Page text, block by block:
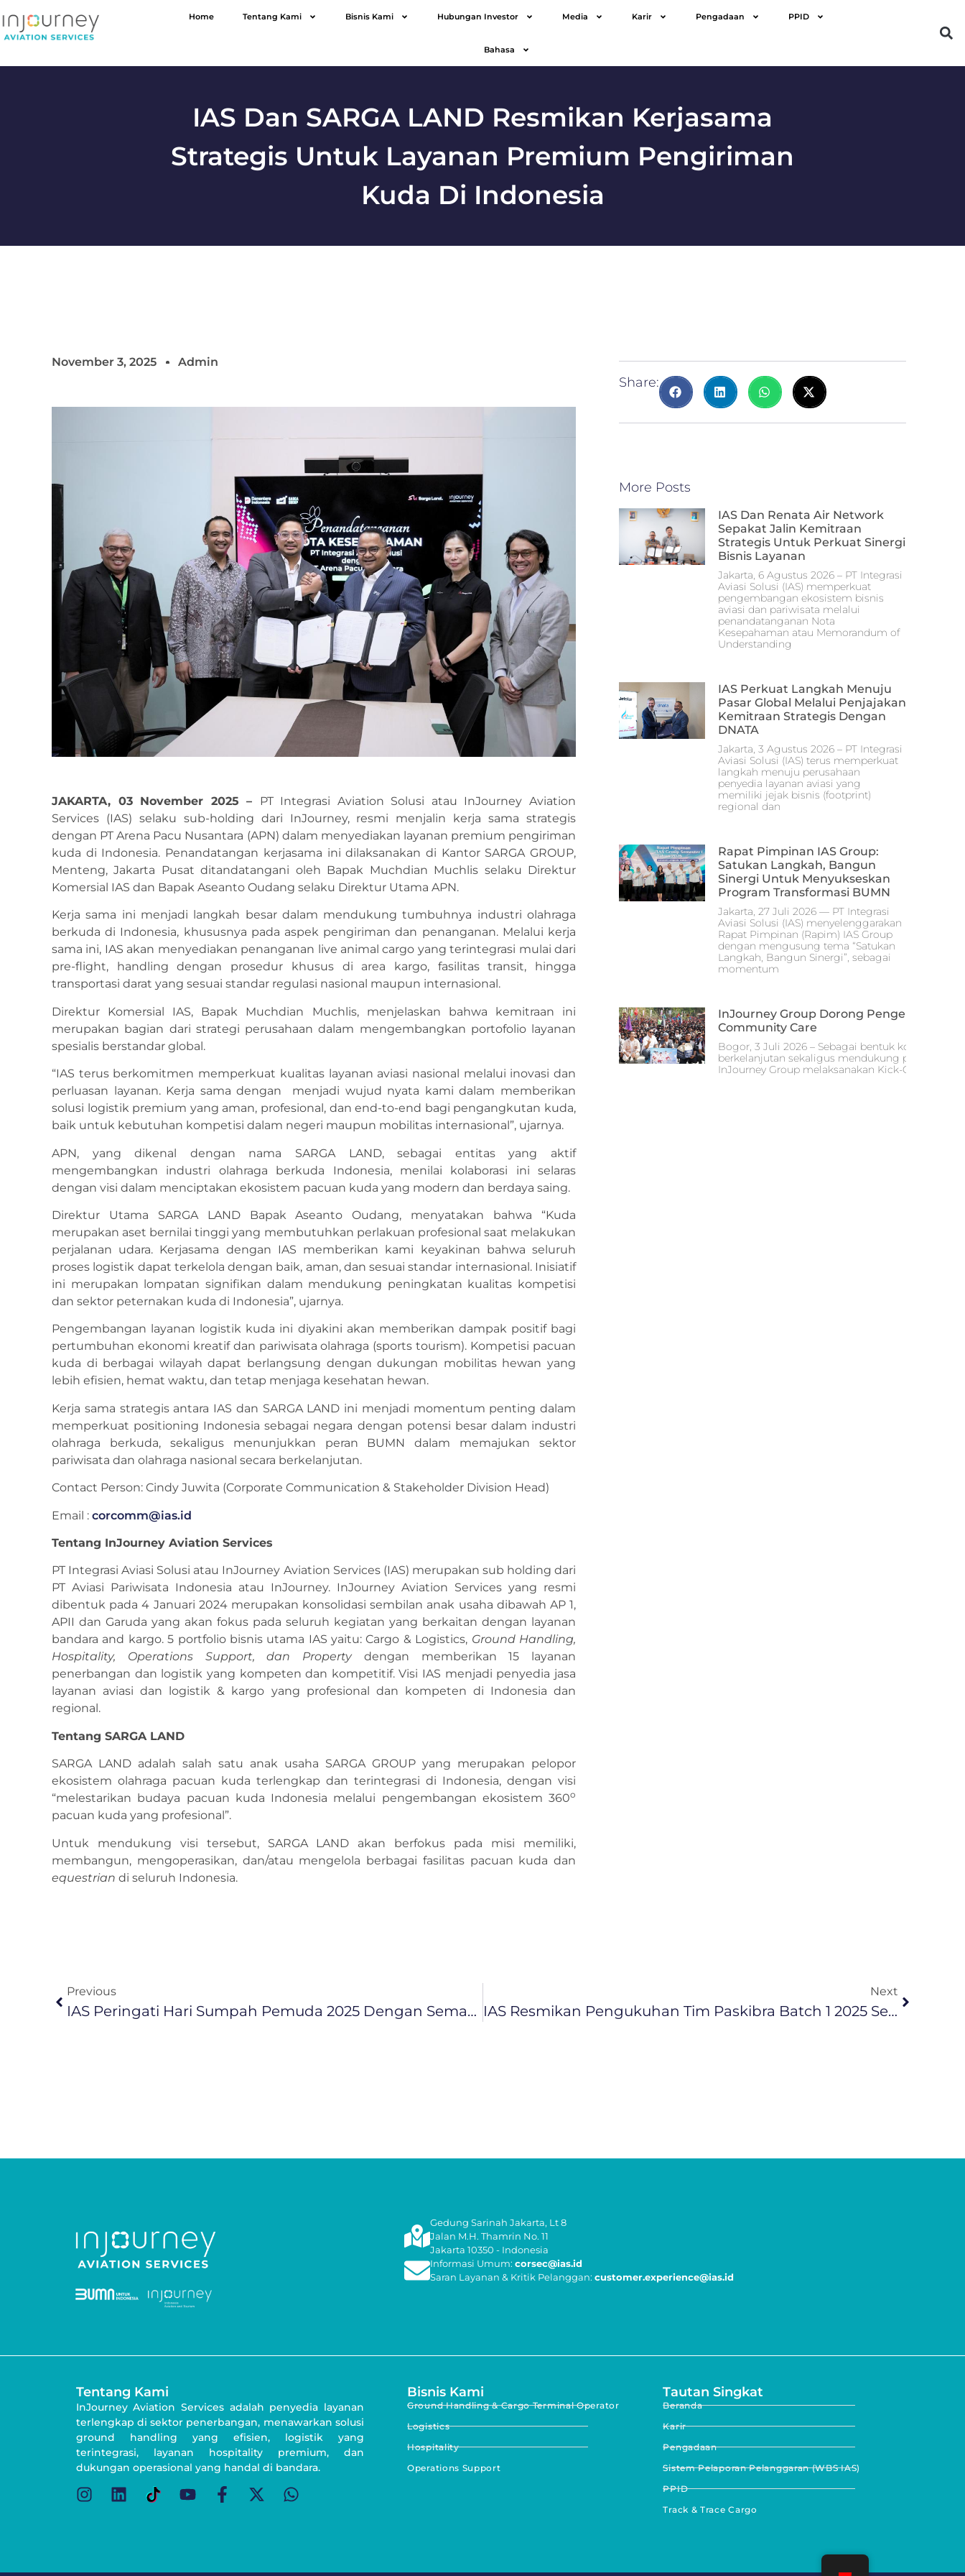
Home Tentang Kami Bisnis Kami Hubungan Investor Media Karir Pengadaan PPID
Bahasa
IAS Dan SARGA LAND Resmikan Kerjasama
Strategis Untuk Layanan Premium Pengiriman
Kuda Di Indonesia
November 3, 2025 Admin
JAKARTA, 03 November 2025 – PT Integrasi Aviation Solusi atau InJourney Aviation
Services (IAS) selaku sub-holding dari InJourney, resmi menjalin kerja sama strategis
dengan PT Arena Pacu Nusantara (APN) dalam menyediakan layanan premium pengiriman
kuda di Indonesia. Penandatangan kerjasama ini dilaksanakan di Kantor SARGA GROUP,
Menteng, Jakarta Pusat ditandatangani oleh Bapak Muchdian Muchlis selaku Direktur
Komersial IAS dan Bapak Aseanto Oudang selaku Direktur Utama APN.
Kerja sama ini menjadi langkah besar dalam mendukung tumbuhnya industri olahraga
berkuda di Indonesia, khususnya pada aspek pengiriman dan penanganan. Melalui kerja
sama ini, IAS akan menyediakan penanganan live animal cargo yang terintegrasi mulai dari
pre-flight, handling dengan prosedur khusus di area kargo, fasilitas transit, hingga
transportasi darat yang sesuai standar regulasi nasional maupun internasional.
Direktur Komersial IAS, Bapak Muchdian Muchlis, menjelaskan bahwa kemitraan ini
merupakan bagian dari strategi perusahaan dalam mengembangkan portofolio layanan
spesialis berstandar global.
“IAS terus berkomitmen memperkuat kualitas layanan aviasi nasional melalui inovasi dan
perluasan layanan. Kerja sama dengan menjadi wujud nyata kami dalam memberikan
solusi logistik premium yang aman, profesional, dan end-to-end bagi pengangkutan kuda,
baik untuk kebutuhan kompetisi dalam negeri maupun mobilitas internasional”, ujarnya.
APN, yang dikenal dengan nama SARGA LAND, sebagai entitas yang aktif
mengembangkan industri olahraga berkuda Indonesia, menilai kolaborasi ini selaras
dengan visi dalam menciptakan ekosistem pacuan kuda yang modern dan berdaya saing.
Direktur Utama SARGA LAND Bapak Aseanto Oudang, menyatakan bahwa “Kuda
merupakan aset bernilai tinggi yang membutuhkan perlakuan profesional saat melakukan
perjalanan udara. Kerjasama dengan IAS memberikan kami keyakinan bahwa seluruh
proses logistik dapat terkelola dengan baik, aman, dan sesuai standar internasional. Inisiatif
ini merupakan lompatan signifikan dalam mendukung peningkatan kualitas kompetisi
dan sektor peternakan kuda di Indonesia”, ujarnya.
Pengembangan layanan logistik kuda ini diyakini akan memberikan dampak positif bagi
pertumbuhan ekonomi kreatif dan pariwisata olahraga (sports tourism). Kompetisi pacuan
kuda di berbagai wilayah dapat berlangsung dengan dukungan mobilitas hewan yang
lebih efisien, hemat waktu, dan tetap menjaga kesehatan hewan.
Kerja sama strategis antara IAS dan SARGA LAND ini menjadi momentum penting dalam
memperkuat positioning Indonesia sebagai negara dengan potensi besar dalam industri
olahraga berkuda, sekaligus menunjukkan peran BUMN dalam memajukan sektor
pariwisata dan olahraga nasional secara berkelanjutan.
Contact Person: Cindy Juwita (Corporate Communication & Stakeholder Division Head)
Email : corcomm@ias.id
Tentang InJourney Aviation Services
PT Integrasi Aviasi Solusi atau InJourney Aviation Services (IAS) merupakan sub holding dari
PT Aviasi Pariwisata Indonesia atau InJourney. InJourney Aviation Services yang resmi
dibentuk pada 4 Januari 2024 merupakan konsolidasi sembilan anak usaha dibawah AP 1,
APII dan Garuda yang akan fokus pada seluruh kegiatan yang berkaitan dengan layanan
bandara and kargo. 5 portfolio bisnis utama IAS yaitu: Cargo & Logistics, Ground Handling,
Hospitality, Operations Support, dan Propertydengan memberikan 15 layanan
penerbangan dan logistik yang kompeten dan kompetitif. Visi IAS menjadi penyedia jasa
layanan aviasi dan logistik & kargo yang profesional dan kompeten di Indonesia dan
regional.
Tentang SARGA LAND
SARGA LAND adalah salah satu anak usaha SARGA GROUP yang merupakan pelopor
ekosistem olahraga pacuan kuda terlengkap dan terintegrasi di Indonesia, dengan visi
“melestarikan budaya pacuan kuda Indonesia melalui pengembangan ekosistem 360o
pacuan kuda yang profesional”.
Untuk mendukung visi tersebut, SARGA LAND akan berfokus pada misi memiliki,
membangun, mengoperasikan, dan/atau mengelola berbagai fasilitas pacuan kuda dan
equestrian di seluruh Indonesia.
Share:
More Posts
IAS Dan Renata Air Network
Sepakat Jalin Kemitraan
Strategis Untuk Perkuat Sinergi
Bisnis Layanan
Jakarta, 6 Agustus 2026 – PT Integrasi
Aviasi Solusi (IAS) memperkuat
pengembangan ekosistem bisnis
aviasi dan pariwisata melalui
penandatanganan Nota
Kesepahaman atau Memorandum of
Understanding
IAS Perkuat Langkah Menuju
Pasar Global Melalui Penjajakan
Kemitraan Strategis Dengan
DNATA
Jakarta, 3 Agustus 2026 – PT Integrasi
Aviasi Solusi (IAS) terus memperkuat
langkah menuju perusahaan
penyedia layanan aviasi yang
memiliki jejak bisnis (footprint)
regional dan
Rapat Pimpinan IAS Group:
Satukan Langkah, Bangun
Sinergi Untuk Menyukseskan
Program Transformasi BUMN
Jakarta, 27 Juli 2026 — PT Integrasi
Aviasi Solusi (IAS) menyelenggarakan
Rapat Pimpinan (Rapim) IAS Group
dengan mengusung tema “Satukan
Langkah, Bangun Sinergi”, sebagai
momentum
InJourney Group Dorong
Community Care
Bogor, 3 Juli 2026 – Sebagai bentuk komitmen
berkelanjutan sekaligus mendukung
InJourney Group melaksanakan Kick-Off
Previous
IAS Peringati Hari Sumpah Pemuda 2025 Dengan Semangat “Pemuda Pemudi Bergerak, Indonesia Bersatu”
Next
IAS Resmikan Pengukuhan Tim Paskibra Batch 1 2025 Sebagai Simbol Nasionalisme Dan Integritas Perusahaan
Gedung Sarinah Jakarta, Lt 8
Jalan M.H. Thamrin No. 11
Jakarta 10350 - Indonesia
Informasi Umum: corsec@ias.id
Saran Layanan & Kritik Pelanggan: customer.experience@ias.id
Tentang Kami
InJourney Aviation Services adalah penyedia layanan
terlengkap di sektor penerbangan, menawarkan solusi
ground handling yang efisien, logistik yang
terintegrasi, layanan hospitality premium, dan
dukungan operasional yang handal di bandara.
Bisnis Kami
Ground Handling & Cargo Terminal Operator
Logistics
Hospitality
Operations Support
Tautan Singkat
Beranda
Karir
Pengadaan
Sistem Pelaporan Pelanggaran (WBS IAS)
PPID
Track & Trace Cargo